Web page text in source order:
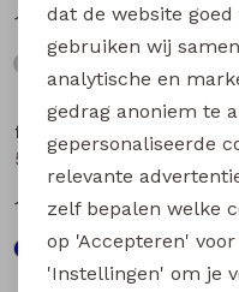
12,99
flinq
17,99
Marketing cookies
dat de website
gebruiken wij
analytische en
gedrag anoniem te
gepersonaliseerde
relevante
zelf bepalen welke
op 'Accepteren'
'Instellingen' om je